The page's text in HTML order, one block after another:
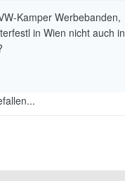
Kamper Werbebanden,
in Wien nicht auch in